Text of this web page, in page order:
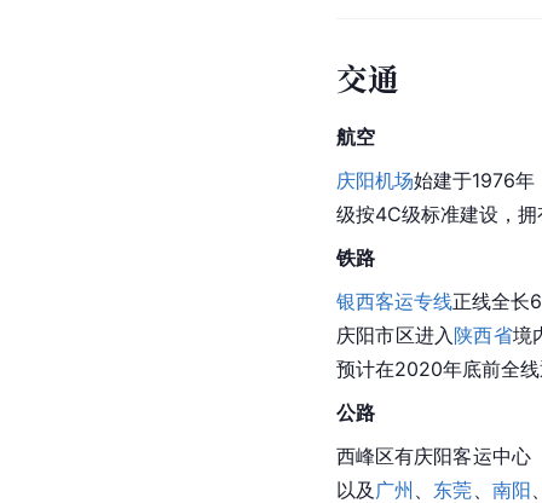
交通
航空
庆阳机场始建于1976年
级按4C级标准建设，
铁路
银西客运专线正线全长
庆阳市区进入 陕西省境
预计在2020年底前全
公路
西峰区有庆阳客运中心
以及 广州 东莞 南阳